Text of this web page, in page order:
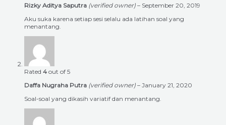
Rizky Aditya Saputra (verified owner) – September 20, 2019
Aku suka karena setiap sesi selalu ada latihan soal yang
menantang.
Rated 4 out of 5
Daffa Nugraha Putra (verified owner) – January 21, 2020
Soal-soal yang dikasih variatif dan menantang.